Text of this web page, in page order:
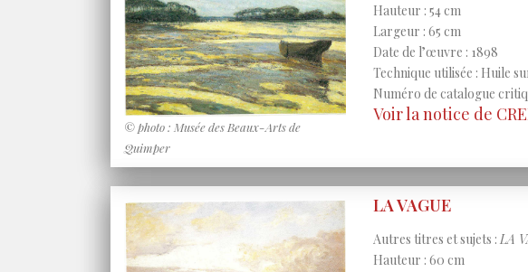
© photo : Musée des Beaux-Arts de
Quimper
Hauteur : 54 cm
Largeur : 65 cm
Date de l’œuvre : 1898
Technique utilisée : Huile
Numéro de catalogue
Voir la notice de
LA VAGUE
Autres titres et sujets : LA
Hauteur : 60 cm